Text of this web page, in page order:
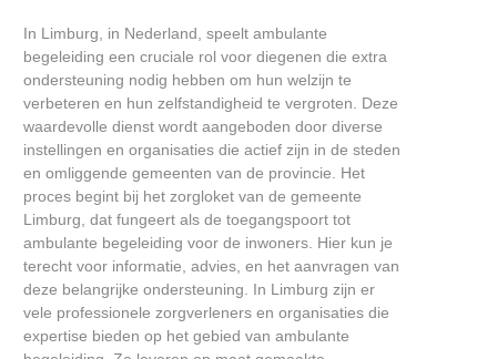
In Limburg, in Nederland, speelt ambulante
begeleiding een cruciale rol voor diegenen die extra
ondersteuning nodig hebben om hun welzijn te
verbeteren en hun zelfstandigheid te vergroten. Deze
waardevolle dienst wordt aangeboden door diverse
instellingen en organisaties die actief zijn in de steden
en omliggende gemeenten van de provincie. Het
proces begint bij het zorgloket van de gemeente
Limburg, dat fungeert als de toegangspoort tot
ambulante begeleiding voor de inwoners. Hier kun je
terecht voor informatie, advies, en het aanvragen van
deze belangrijke ondersteuning. In Limburg zijn er
vele professionele zorgverleners en organisaties die
expertise bieden op het gebied van ambulante